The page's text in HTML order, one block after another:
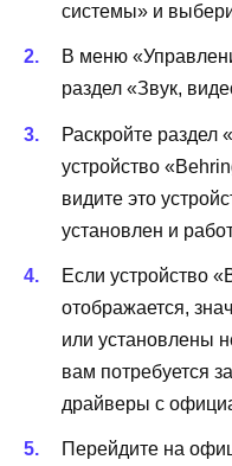
системы» и
В меню
раздел «Звук,
Раскройте раздел
устройство
видите это
установлен и
Если устройство
отображается,
или установлены
вам потребуется
драйверы с
Перейдите на